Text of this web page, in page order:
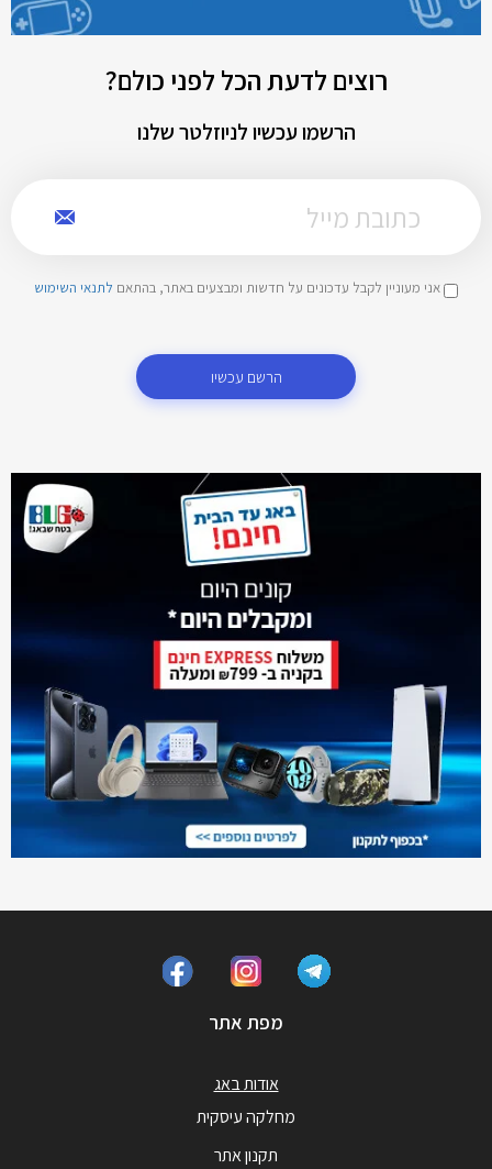
רוצים לדעת הכל לפני כולם?
הרשמו עכשיו לניוזלטר שלנו
אני מעוניין לקבל עדכונים על חדשות ומבצעים באתר, בהתאם לתנאי השימוש
הרשם עכשיו
מפת אתר
אודות באג
מחלקה עיסקית
תקנון אתר